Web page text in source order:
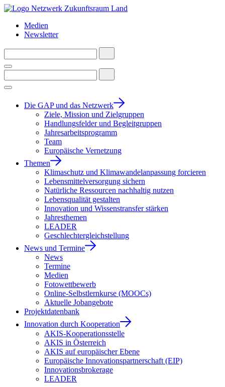
Medien
Newsletter
Die GAP und das Netzwerk
Ziele, Mission und Zielgruppen
Handlungsfelder und Begleitgruppen
Jahresarbeitsprogramm
Team
Europäische Vernetzung
Themen
Klimaschutz und Klimawandelanpassung forcieren
Lebensmittelversorgung sichern
Natürliche Ressourcen nachhaltig nutzen
Lebensqualität gestalten
Innovation und Wissenstransfer stärken
Jahresthemen
LEADER
Geschlechtergleichstellung
News und Termine
News
Termine
Medien
Fotowettbewerb
Online-Selbstlernkurse (MOOCs)
Aktuelle Jobangebote
Projektdatenbank
Innovation durch Kooperation
AKIS-Kooperationsstelle
AKIS in Österreich
AKIS auf europäischer Ebene
Europäische Innovationspartnerschaft (EIP)
Innovationsbrokerage
LEADER